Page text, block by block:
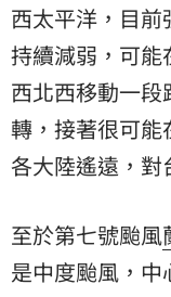
西太平洋，目
持續減弱，可能
西北西移動一
轉，接著很可能
各大陸遙遠，對
至於第七號颱風
是中度颱風，中